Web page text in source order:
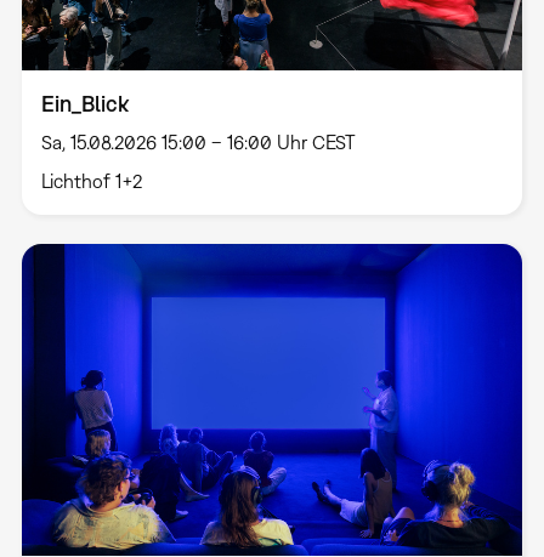
Ein_Blick
Sa, 15.08.2026 15:00 – 16:00 Uhr CEST
Lichthof 1+2